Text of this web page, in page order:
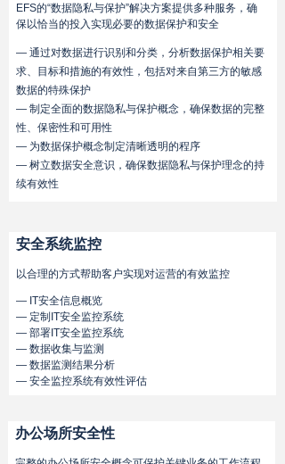
EFS的“数据隐私与保护”解决方案提供多种服务，确
保以恰当的投入实现必要的数据保护和安全
— 通过对数据进行识别和分类，分析数据保护相关要
求、目标和措施的有效性，包括对来自第三方的敏感
数据的特殊保护
— 制定全面的数据隐私与保护概念，确保数据的完整
性、保密性和可用性
— 为数据保护概念制定清晰透明的程序
— 树立数据安全意识，确保数据隐私与保护理念的持
续有效性
安全系统监控
以合理的方式帮助客户实现对运营的有效监控
— IT安全信息概览
— 定制IT安全监控系统
— 部署IT安全监控系统
— 数据收集与监测
— 数据监测结果分析
— 安全监控系统有效性评估
办公场所安全性